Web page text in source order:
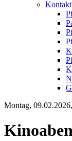
Kontakt
Montag,